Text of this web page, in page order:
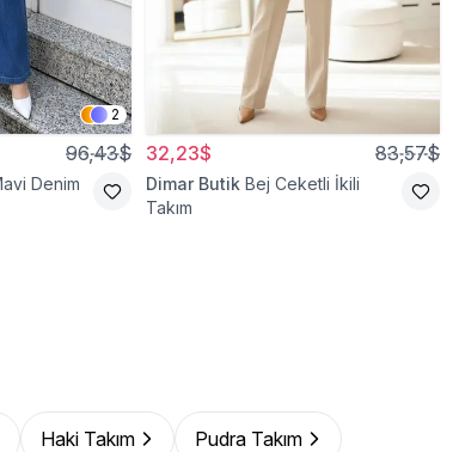
2
96,43$
Denim
32,23$ 83,57$
Dimar Butik Bej Ceketli İkili
Takım
Haki Takım Pudra Takım